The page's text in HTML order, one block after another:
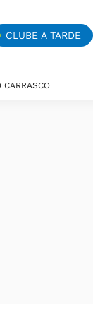
CLUBE A TARDE
CARRASCO